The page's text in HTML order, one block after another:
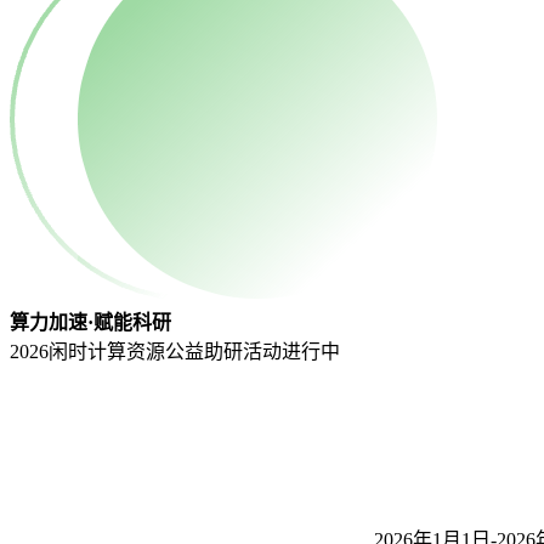
算力加速·赋能科研
2026闲时计算资源公益助研活动进行中
2026年1月1日-2026